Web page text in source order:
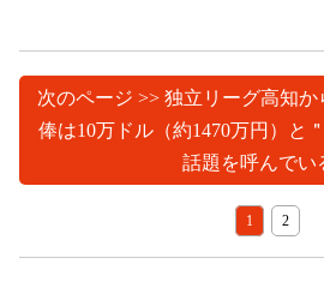
次のページ >> 独立リーグ高知
俸は10万ドル（約1470万円）と
話題を呼んでい
1 2